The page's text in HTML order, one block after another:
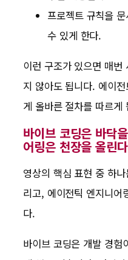
프로젝트 규칙을
수 있게 한다.
이런 구조가 있으면 매번
지 않아도 됩니다. 에이
게 올바른 절차를 따르게
바이브 코딩은 바닥
어링은 천장을 올린다
영상의 핵심 표현 중 하
리고, 에이전틱 엔지니어
다.
바이브 코딩은 개발 경험